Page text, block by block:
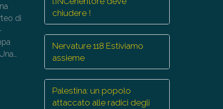
di
chiudere !
Nervature 118 Estiviamo
assieme
Palestina: un popolo
attaccato alle radici degli